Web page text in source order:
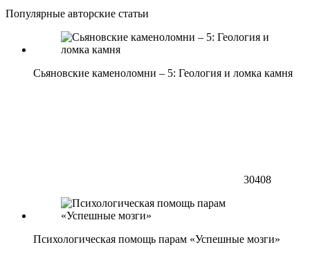
Популярные авторские статьи
Сьяновские каменоломни – 5: Геология и ломка камня
30408
Психологическая помощь парам «Успешные мозги»